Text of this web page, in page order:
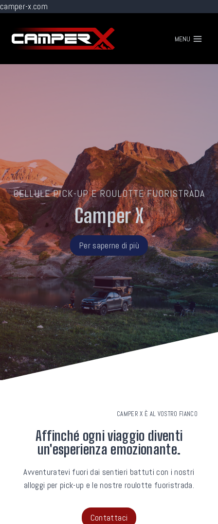
camper-x.com
contenuto
MENU
CELLULE PICK-UP E ROULOTTE FUORISTRADA
Camper X
Per saperne di più
CAMPER X È AL VOSTRO FIANCO
Affinché ogni viaggio diventi
un'esperienza emozionante.
Avventuratevi fuori dai sentieri battuti con i nostri
alloggi per pick-up e le nostre roulotte fuoristrada.
Contattaci